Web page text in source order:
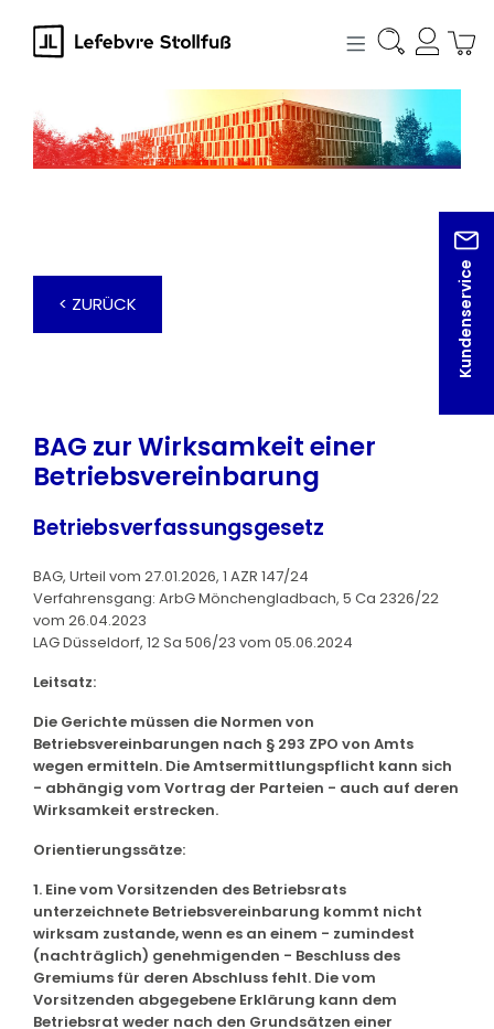
springen
Kundenservice
< ZURÜCK
BAG zur Wirksamkeit einer
Betriebsvereinbarung
Betriebsverfassungsgesetz
BAG, Urteil vom 27.01.2026, 1 AZR 147/24
Verfahrensgang: ArbG Mönchengladbach, 5 Ca 2326/22
vom 26.04.2023
LAG Düsseldorf, 12 Sa 506/23 vom 05.06.2024
Leitsatz:
Die Gerichte müssen die Normen von
Betriebsvereinbarungen nach § 293 ZPO von Amts
wegen ermitteln. Die Amtsermittlungspflicht kann sich
- abhängig vom Vortrag der Parteien - auch auf deren
Wirksamkeit erstrecken.
Orientierungssätze:
1. Eine vom Vorsitzenden des Betriebsrats
unterzeichnete Betriebsvereinbarung kommt nicht
wirksam zustande, wenn es an einem - zumindest
(nachträglich) genehmigenden - Beschluss des
Gremiums für deren Abschluss fehlt. Die vom
Vorsitzenden abgegebene Erklärung kann dem
Betriebsrat weder nach den Grundsätzen einer